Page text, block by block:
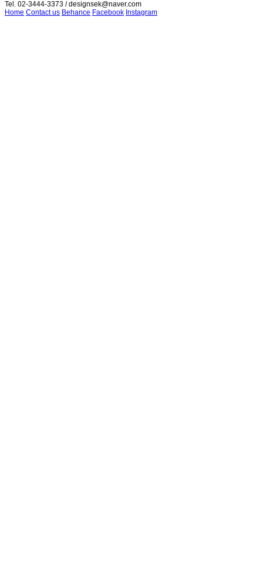
Tel. 02-3444-3373 / designsek@naver.com
Home Contact us Behance Facebook Instagram